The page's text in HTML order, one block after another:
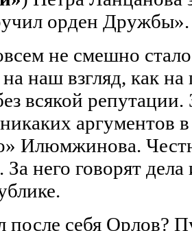
орден Дружбы».
не смешно
наш взгляд, как
всякой репутации.
аргументов
Илюмжинова.
него говорят
после себя Орлов?